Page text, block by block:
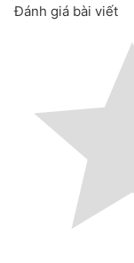
Đánh giá bài viết